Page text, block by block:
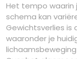
Het tempo waarin
schema kan
Gewichtsverlies is
waaronder je